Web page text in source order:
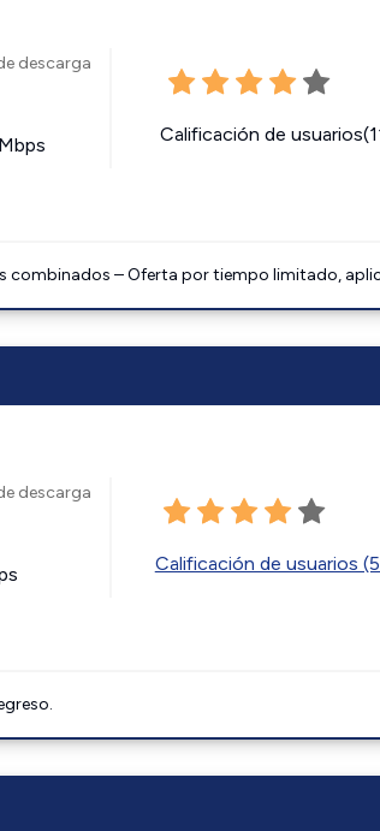
descarga
Mbps Calificación de
combinados – Oferta por tiempo limitado,
descarga
Calificación de usuarios